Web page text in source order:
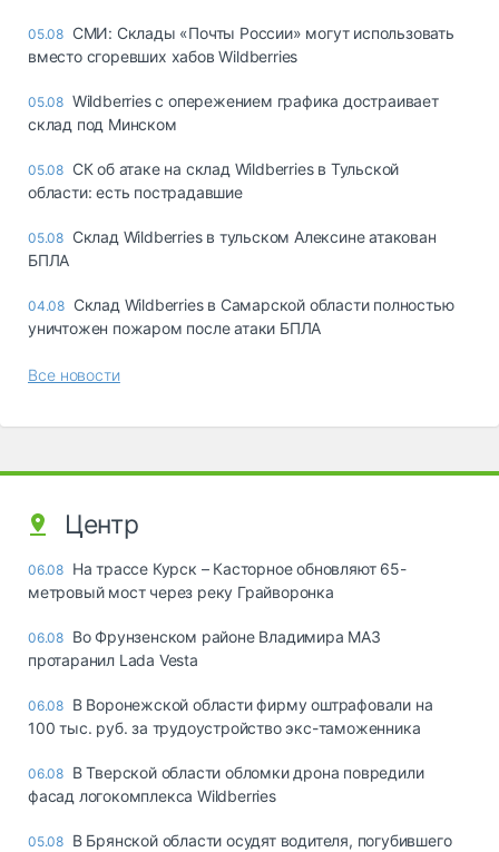
05.08 СМИ: Склады «Почты России» могут использовать
вместо сгоревших хабов Wildberries
05.08 Wildberries с опережением графика достраивает
склад под Минском
05.08 СК об атаке на склад Wildberries в Тульской
области: есть пострадавшие
05.08 Склад Wildberries в тульском Алексине атакован
БПЛА
04.08 Склад Wildberries в Самарской области полностью
уничтожен пожаром после атаки БПЛА
Все новости
Центр
06.08 На трассе Курск – Касторное обновляют 65-
метровый мост через реку Грайворонка
06.08 Во Фрунзенском районе Владимира МАЗ
протаранил Lada Vesta
06.08 В Воронежской области фирму оштрафовали на
100 тыс. руб. за трудоустройство экс-таможенника
06.08 В Тверской области обломки дрона повредили
фасад логокомплекса Wildberries
05.08 В Брянской области осудят водителя, погубившего